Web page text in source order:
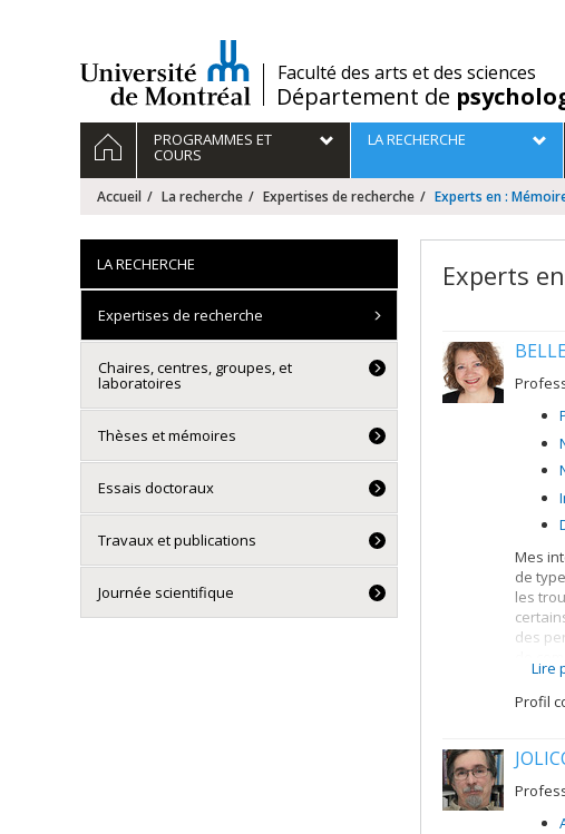
/Faculté des arts et des sciences
Département de
Navigation
principale
ACCUEILPROGRAMMES ET
COURS
LA RECHERCHE
Accueil La recherche Expertises de recherche Experts en :
Experts
Mes
de
les
des
mise
en
Lire
Profil
LA RECHERCHE
Expertises de recherche
Chaires, centres, groupes, et
laboratoires
Thèses et mémoires
Essais doctoraux
Travaux et publications
Journée scientifique